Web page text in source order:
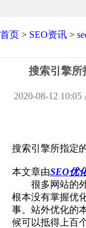
首页 > SEO资讯 >
搜索引擎所
2020-08-12 10:05
搜索引擎所指定
本文章由SEO优
很多网站的外
根本没有掌握优
事。站外优化的
候可以抵得上百